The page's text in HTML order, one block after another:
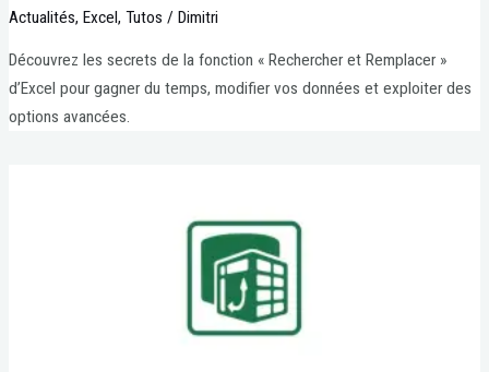
Actualités,Excel,Tutos /Dimitri
Découvrez les secrets de la fonction « Rechercher et Remplacer »
d’Excel pour gagner du temps, modifier vos données et exploiter des
options avancées.